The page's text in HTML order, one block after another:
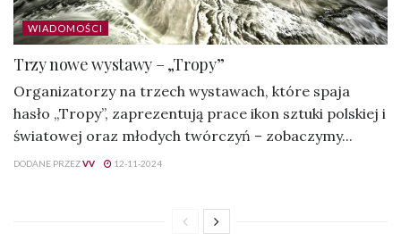
WIADOMOŚCI
Trzy nowe wystawy – „Tropy”
Organizatorzy na trzech wystawach, które spaja
hasło „Tropy”, zaprezentują prace ikon sztuki polskiej i
światowej oraz młodych twórczyń – zobaczymy...
DODANE PRZEZVV 12-11-2024